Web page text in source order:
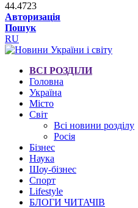
44.4723
Авторизація
Пошук
RU
ВСІ РОЗДІЛИ
Головна
Україна
Місто
Світ
Всі новини розділу
Росія
Бізнес
Наука
Шоу-бізнес
Спорт
Lifestyle
БЛОГИ ЧИТАЧІВ